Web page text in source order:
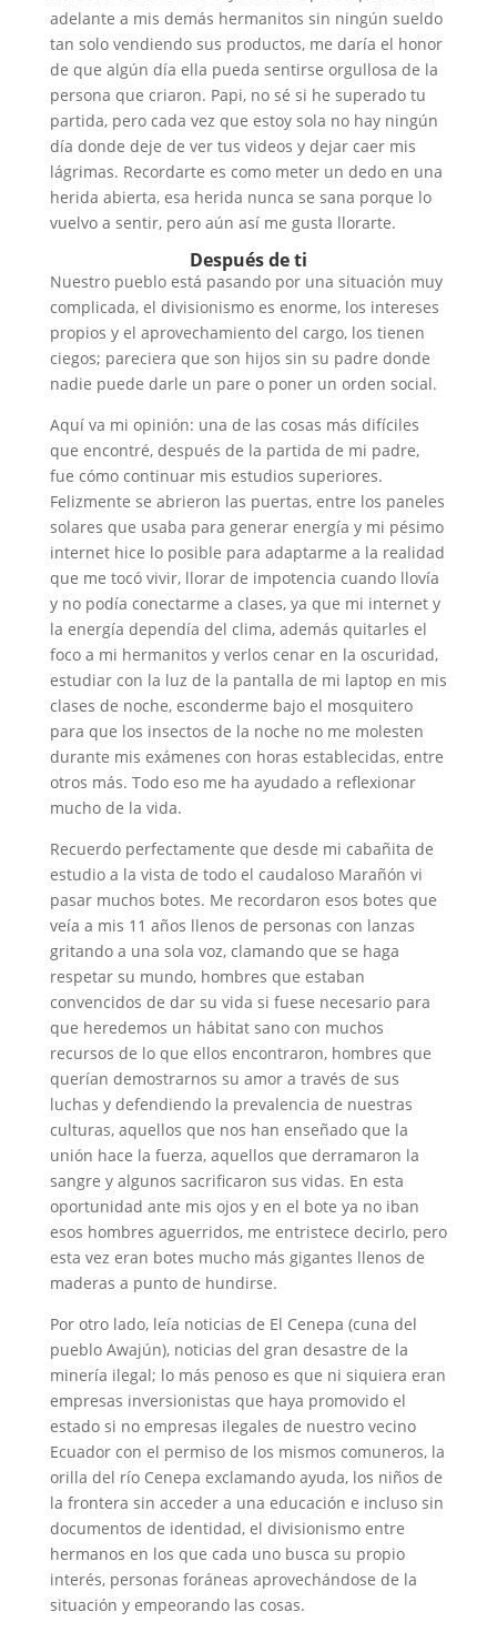
adelante a mis demás hermanitos sin ningún sueldo
tan solo vendiendo sus productos, me daría el honor
de que algún día ella pueda sentirse orgullosa de la
persona que criaron. Papi, no sé si he superado tu
partida, pero cada vez que estoy sola no hay ningún
día donde deje de ver tus videos y dejar caer mis
lágrimas. Recordarte es como meter un dedo en una
herida abierta, esa herida nunca se sana porque lo
vuelvo a sentir, pero aún así me gusta llorarte.
Después de ti
Nuestro pueblo está pasando por una situación muy
complicada, el divisionismo es enorme, los intereses
propios y el aprovechamiento del cargo, los tienen
ciegos; pareciera que son hijos sin su padre donde
nadie puede darle un pare o poner un orden social.
Aquí va mi opinión: una de las cosas más difíciles
que encontré, después de la partida de mi padre,
fue cómo continuar mis estudios superiores.
Felizmente se abrieron las puertas, entre los paneles
solares que usaba para generar energía y mi pésimo
internet hice lo posible para adaptarme a la realidad
que me tocó vivir, llorar de impotencia cuando llovía
y no podía conectarme a clases, ya que mi internet y
la energía dependía del clima, además quitarles el
foco a mi hermanitos y verlos cenar en la oscuridad,
estudiar con la luz de la pantalla de mi laptop en mis
clases de noche, esconderme bajo el mosquitero
para que los insectos de la noche no me molesten
durante mis exámenes con horas establecidas, entre
otros más. Todo eso me ha ayudado a reflexionar
mucho de la vida.
Recuerdo perfectamente que desde mi cabañita de
estudio a la vista de todo el caudaloso Marañón vi
pasar muchos botes. Me recordaron esos botes que
veía a mis 11 años llenos de personas con lanzas
gritando a una sola voz, clamando que se haga
respetar su mundo, hombres que estaban
convencidos de dar su vida si fuese necesario para
que heredemos un hábitat sano con muchos
recursos de lo que ellos encontraron, hombres que
querían demostrarnos su amor a través de sus
luchas y defendiendo la prevalencia de nuestras
culturas, aquellos que nos han enseñado que la
unión hace la fuerza, aquellos que derramaron la
sangre y algunos sacrificaron sus vidas. En esta
oportunidad ante mis ojos y en el bote ya no iban
esos hombres aguerridos, me entristece decirlo, pero
esta vez eran botes mucho más gigantes llenos de
maderas a punto de hundirse.
Por otro lado, leía noticias de El Cenepa (cuna del
pueblo Awajún), noticias del gran desastre de la
minería ilegal; lo más penoso es que ni siquiera eran
empresas inversionistas que haya promovido el
estado si no empresas ilegales de nuestro vecino
Ecuador con el permiso de los mismos comuneros, la
orilla del río Cenepa exclamando ayuda, los niños de
la frontera sin acceder a una educación e incluso sin
documentos de identidad, el divisionismo entre
hermanos en los que cada uno busca su propio
interés, personas foráneas aprovechándose de la
situación y empeorando las cosas.